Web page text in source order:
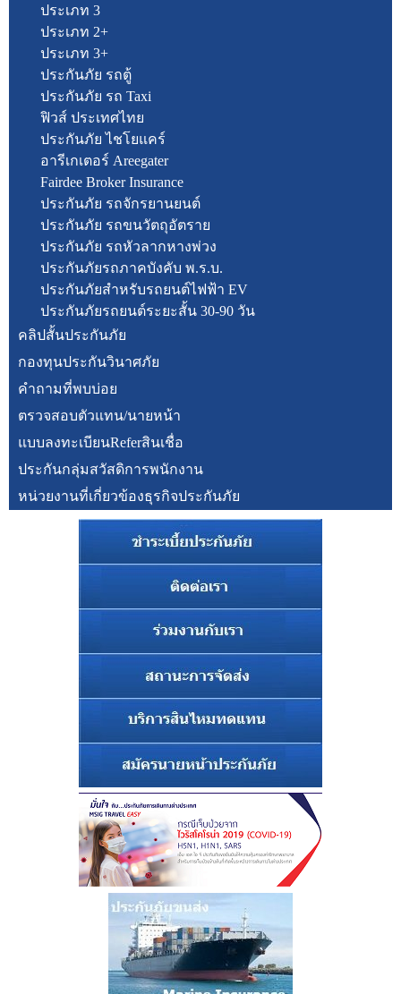
ประเภท 3
ประเภท 2+
ประเภท 3+
ประกันภัย รถตู้
ประกันภัย รถ Taxi
ฟิวส์ ประเทศไทย
ประกันภัย ไชโยแคร์
อารีเกเตอร์ Areegater
Fairdee Broker Insurance
ประกันภัย รถจักรยานยนต์
ประกันภัย รถขนวัตถุอัตราย
ประกันภัย รถหัวลากหางพ่วง
ประกันภัยรถภาคบังคับ พ.ร.บ.
ประกันภัยสำหรับรถยนต์ไฟฟ้า EV
ประกันภัยรถยนต์ระยะสั้น 30-90 วัน
คลิปสั้นประกันภัย
กองทุนประกันวินาศภัย
คำถามที่พบบ่อย
ตรวจสอบตัวแทน/นายหน้า
แบบลงทะเบียนReferสินเชื่อ
ประกันกลุ่มสวัสดิการพนักงาน
หน่วยงานที่เกี่ยวข้องธุรกิจประกันภัย